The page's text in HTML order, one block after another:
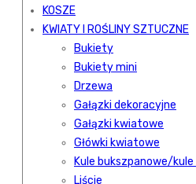
KOSZE
KWIATY I ROŚLINY SZTUCZNE
Bukiety
Bukiety mini
Drzewa
Gałązki dekoracyjne
Gałązki kwiatowe
Główki kwiatowe
Kule bukszpanowe/
Liście